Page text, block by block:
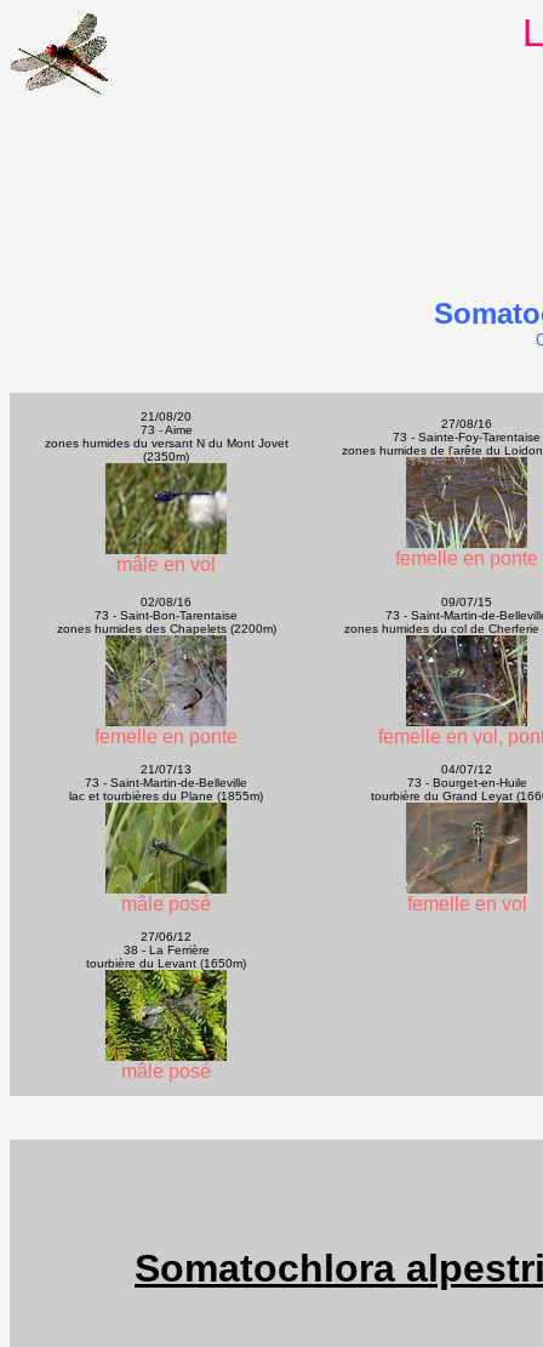
21/08/20
73 - Aime
zones humides du versant N du Mont Jovet
(2350m)
mâle en vol
27/08/16
73 - Sainte-Foy-Tarentaise
zones humides de l'arête du
femelle en ponte
02/08/16
73 - Saint-Bon-Tarentaise
zones humides des Chapelets (2200m)
femelle en ponte
09/07/15
73 - Saint-Martin-de-
zones humides du col de Cherferie
femelle en vol,
21/07/13
73 - Saint-Martin-de-Belleville
lac et tourbières du Plane (1855m)
mâle posé
04/07/12
73 - Bourget-en-Huile
tourbière du Grand Leyat
femelle en vol
27/06/12
38 - La Ferrière
tourbière du Levant (1650m)
mâle posé
Somatochlora